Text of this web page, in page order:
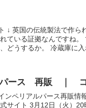
↓ 英国の伝統製法で作ら
ている証拠なんですね
どうするか。 冷蔵庫に入
パース 再販 ｜
ペリアルパース再販情
イト 3月12日（火）20